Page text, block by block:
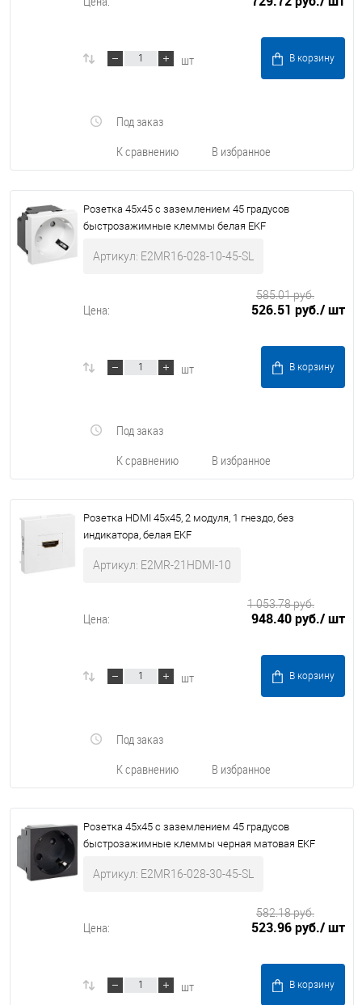
шт В корзину
К сравнению В избранное
Под заказ
Розетка 45х45 с заземлением 45 градусов
быстрозажимные клеммы белая EKF
Артикул: E2MR16-028-10-45-SL
Цена: 526.51 руб./ шт
585.01 руб.
шт В корзину
К сравнению В избранное
Под заказ
Розетка HDMI 45x45, 2 модуля, 1 гнездо, без
индикатора, белая EKF
Артикул: E2MR-21HDMI-10
Цена: 948.40 руб./ шт
1 053.78 руб.
шт В корзину
К сравнению В избранное
Под заказ
Розетка 45х45 с заземлением 45 градусов
быстрозажимные клеммы черная матовая EKF
Артикул: E2MR16-028-30-45-SL
Цена: 523.96 руб./ шт
582.18 руб.
шт В корзину